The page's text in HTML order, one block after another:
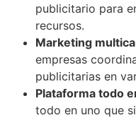
publicitario para
recursos.
Marketing
empresas
publicitarias en
Plataforma todo
todo en uno que